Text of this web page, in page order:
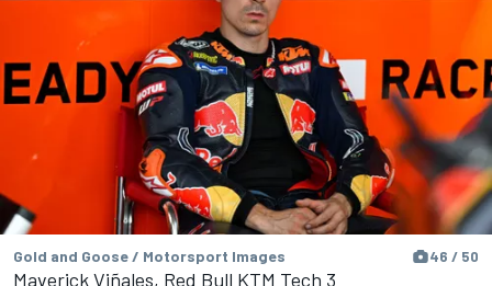
Gold and Goose / Motorsport Images 46 / 50
Maverick Viñales, Red Bull KTM Tech 3